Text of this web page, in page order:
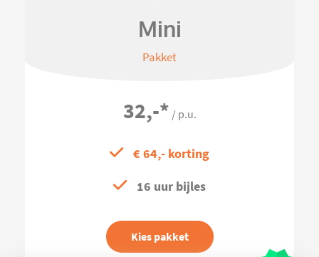
Mini
Pakket
32,-* / p.u.
€ 64,- korting
16 uur bijles
Kies pakket